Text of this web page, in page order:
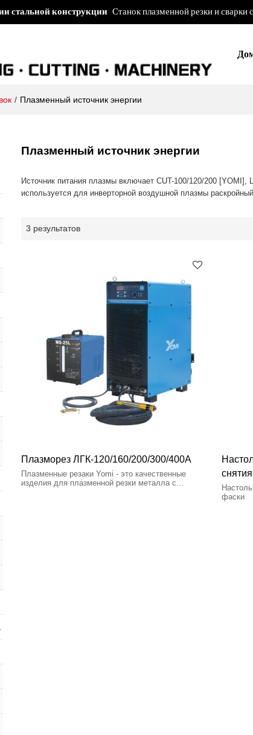
стальной конструкции Станок плазменной резки и
/ Плазменный источник энергии
Плазменный источник энергии
Источник питания плазмы включает CUT-100/120/200 [YOMI],
используется для инверторной воздушной плазмы
3 результатов
Плазморез ЛГК-120/160/200/300/400А
Плазменные резаки Yomi - это качественные
изделия для плазменной резки металла с
фаски